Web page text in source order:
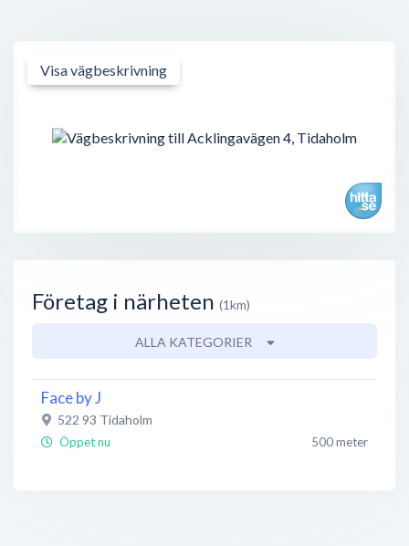
Visa vägbeskrivning
Företag i närheten (1km)
ALLA KATEGORIER
Face by J
522 93 Tidaholm
Öppet nu 500 meter